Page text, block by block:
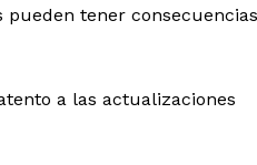
tener consecuencias
a las actualizaciones